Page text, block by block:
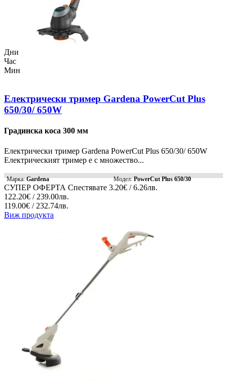
Дни
Час
Мин
Електрически тример Gardena PowerCut Plus
650/30/ 650W
Градинска коса 300 мм
Електрически тример Gardena PowerCut Plus 650/30/ 650W
Електрическият тример е с множество...
Марка:Gardena Модел:PowerCut Plus 650/30
СУПЕР ОФЕРТА Спестявате 3.20€ / 6.26лв.
122.20€ / 239.00лв.
119.00€ / 232.74лв.
Виж продукта